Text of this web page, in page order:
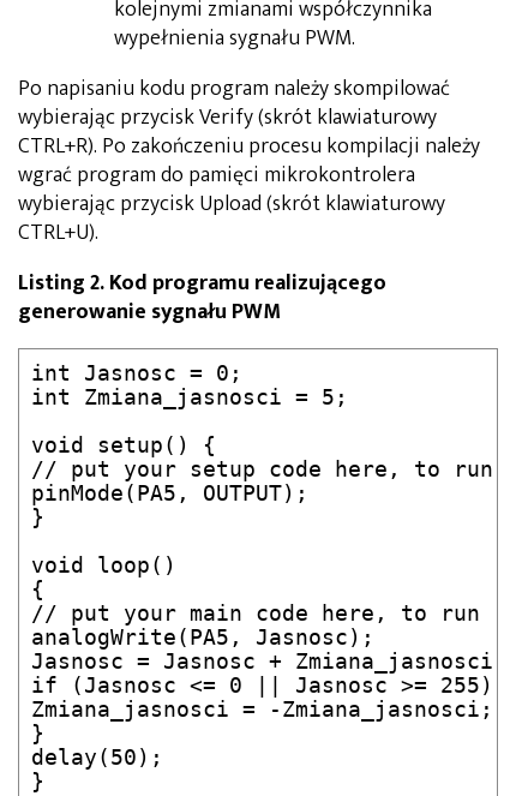
kolejnymi zmianami współczynnika
wypełnienia sygnału PWM.
Po napisaniu kodu program należy skompilować
wybierając przycisk Verify (skrót klawiaturowy
CTRL+R). Po zakończeniu procesu kompilacji należy
wgrać program do pamięci mikrokontrolera
wybierając przycisk Upload (skrót klawiaturowy
CTRL+U).
Listing 2. Kod programu realizującego
generowanie sygnału PWM
int Jasnosc = 0;
int Zmiana_jasnosci = 5;
void setup() {
// put your setup code here, to run
pinMode(PA5, OUTPUT);
}
void loop()
{
// put your main code here, to run
analogWrite(PA5, Jasnosc);
Jasnosc = Jasnosc + Zmiana_jasnosci;
if (Jasnosc <= 0 || Jasnosc >= 255) {
Zmiana_jasnosci = -Zmiana_jasnosci;
}
delay(50);
}